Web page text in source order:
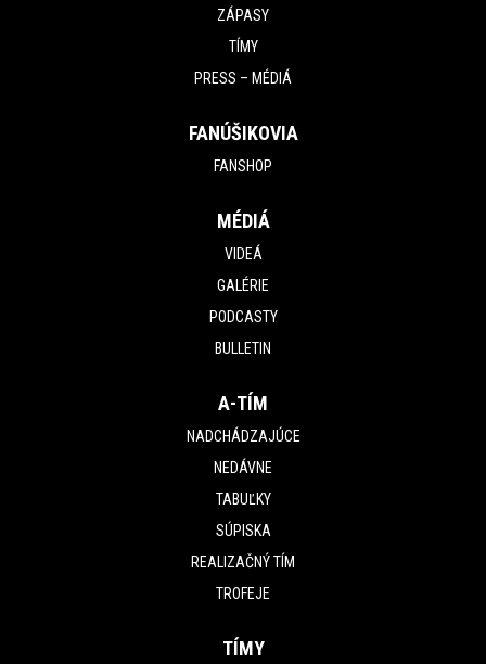
ZÁPASY
TÍMY
PRESS – MÉDIÁ
FANÚŠIKOVIA
FANSHOP
MÉDIÁ
VIDEÁ
GALÉRIE
PODCASTY
BULLETIN
A-TÍM
NADCHÁDZAJÚCE
NEDÁVNE
TABUĽKY
SÚPISKA
REALIZAČNÝ TÍM
TROFEJE
TÍMY